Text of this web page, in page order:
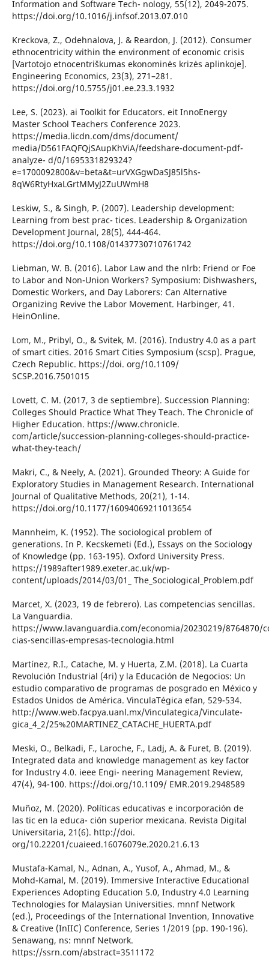
Information and Software Tech- nology, 55(12), 2049-2075.
https://doi.org/10.1016/j.infsof.2013.07.010
Kreckova, Z., Odehnalova, J. & Reardon, J. (2012). Consumer
ethnocentricity within the environment of economic crisis
[Vartotojo etnocentriškumas ekonominės krizės aplinkoje].
Engineering Economics, 23(3), 271–281.
https://doi.org/10.5755/j01.ee.23.3.1932
Lee, S. (2023). ai Toolkit for Educators. eit InnoEnergy
Master School Teachers Conference 2023.
https://media.licdn.com/dms/document/
media/D561FAQFQjSAupKhViA/feedshare-document-pdf-
analyze- d/0/1695331829324?
e=1700092800&v=beta&t=urVXGgwDaSJ85l5hs-
8qW6RtyHxaLGrtMMyJ2ZuUWmH8
Leskiw, S., & Singh, P. (2007). Leadership development:
Learning from best prac- tices. Leadership & Organization
Development Journal, 28(5), 444-464.
https://doi.org/10.1108/01437730710761742
Liebman, W. B. (2016). Labor Law and the nlrb: Friend or Foe
to Labor and Non-Union Workers? Symposium: Dishwashers,
Domestic Workers, and Day Laborers: Can Alternative
Organizing Revive the Labor Movement. Harbinger, 41.
HeinOnline.
Lom, M., Pribyl, O., & Svitek, M. (2016). Industry 4.0 as a part
of smart cities. 2016 Smart Cities Symposium (scsp). Prague,
Czech Republic. https://doi. org/10.1109/
SCSP.2016.7501015
Lovett, C. M. (2017, 3 de septiembre). Succession Planning:
Colleges Should Practice What They Teach. The Chronicle of
Higher Education. https://www.chronicle.
com/article/succession-planning-colleges-should-practice-
what-they-teach/
Makri, C., & Neely, A. (2021). Grounded Theory: A Guide for
Exploratory Studies in Management Research. International
Journal of Qualitative Methods, 20(21), 1-14.
https://doi.org/10.1177/16094069211013654
Mannheim, K. (1952). The sociological problem of
generations. In P. Kecskemeti (Ed.), Essays on the Sociology
of Knowledge (pp. 163-195). Oxford University Press.
https://1989after1989.exeter.ac.uk/wp-
content/uploads/2014/03/01_ The_Sociological_Problem.pdf
Marcet, X. (2023, 19 de febrero). Las competencias sencillas.
La Vanguardia.
https://www.lavanguardia.com/economia/20230219/8764870/
cias-sencillas-empresas-tecnologia.html
Martínez, R.I., Catache, M. y Huerta, Z.M. (2018). La Cuarta
Revolución Industrial (4ri) y la Educación de Negocios: Un
estudio comparativo de programas de posgrado en México y
Estados Unidos de América. VinculaTégica efan, 529-534.
http://www.web.facpya.uanl.mx/Vinculategica/Vinculate-
gica_4_2/25%20MARTINEZ_CATACHE_HUERTA.pdf
Meski, O., Belkadi, F., Laroche, F., Ladj, A. & Furet, B. (2019).
Integrated data and knowledge management as key factor
for Industry 4.0. ieee Engi- neering Management Review,
47(4), 94-100. https://doi.org/10.1109/ EMR.2019.2948589
Muñoz, M. (2020). Políticas educativas e incorporación de
las tic en la educa- ción superior mexicana. Revista Digital
Universitaria, 21(6). http://doi.
org/10.22201/cuaieed.16076079e.2020.21.6.13
Mustafa-Kamal, N., Adnan, A., Yusof, A., Ahmad, M., &
Mohd-Kamal, M. (2019). Immersive Interactive Educational
Experiences Adopting Education 5.0, Industry 4.0 Learning
Technologies for Malaysian Universities. mnnf Network
(ed.), Proceedings of the International Invention, Innovative
& Creative (InIIC) Conference, Series 1/2019 (pp. 190-196).
Senawang, ns: mnnf Network.
https://ssrn.com/abstract=3511172